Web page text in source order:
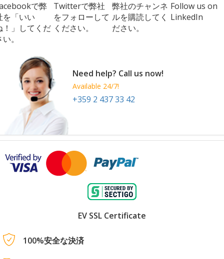
で弊
を「いい
！」してくだ
。
Twitterで弊社
をフォローして
ください。
弊社のチャンネ
ルを購読してく
ださい。
Follow us on
LinkedIn
Need help? Call us now!
Available 24/7!
+359 2 437 33 42
EV SSL Certificate
100%安全な決済